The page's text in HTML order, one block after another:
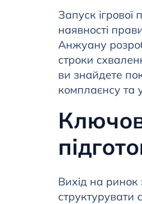
Запуск
наявності
Анжуану
строки
ви знайдете
комплаєнсу та
Вихід на ринок
структурувати